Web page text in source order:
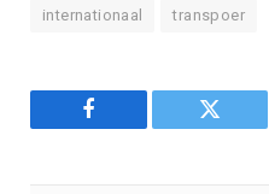
internationaal transpoer
Facebook Twitter